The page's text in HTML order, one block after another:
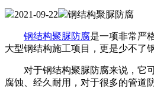
2021-09-22 钢结构聚脲防腐
钢结构聚脲防腐是一项非常严
大型钢结构施工项目，更是少不了
对于钢结构聚脲防腐来说，它
腐蚀、经久耐用，对于很多的管道